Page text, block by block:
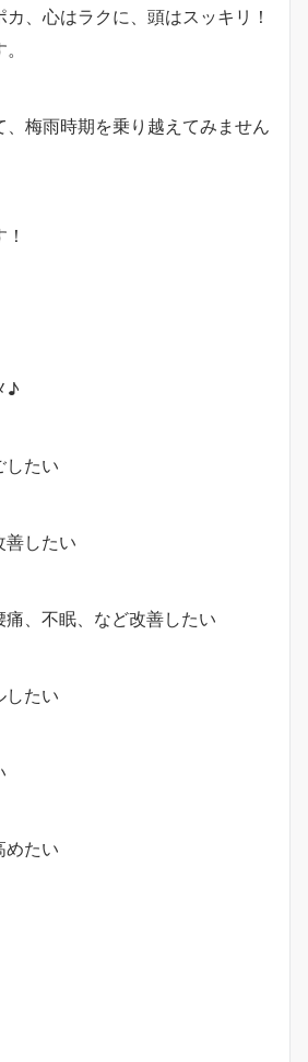
、心はラクに、頭はスッキリ！
、梅雨時期を乗り越えてみません
♪
たい
したい
、不眠、など改善したい
たい
たい